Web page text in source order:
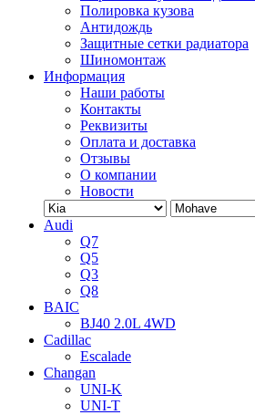
Полировка кузова
Антидождь
Защитные сетки радиатора
Шиномонтаж
Информация
Наши работы
Контакты
Реквизиты
Оплата и доставка
Отзывы
О компании
Новости
Audi
Q7
Q5
Q3
Q8
BAIC
BJ40 2.0L 4WD
Cadillac
Escalade
Changan
UNI-K
UNI-T